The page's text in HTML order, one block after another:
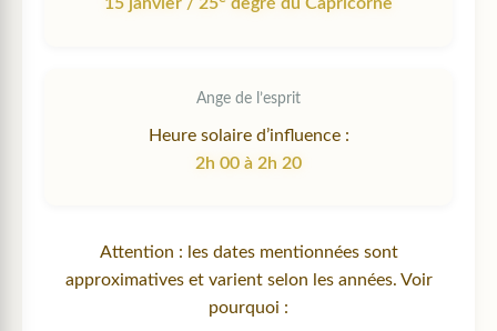
15 janvier / 25
degré du Capricorne
Ange de l’esprit
Heure solaire d’influence :
2h 00 à 2h 20
Attention : les dates mentionnées sont
approximatives et varient selon les années. Voir
pourquoi :